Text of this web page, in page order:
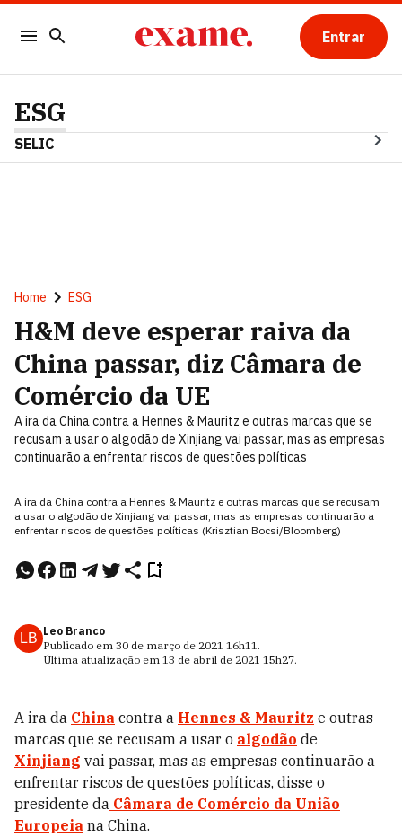
Entrar
ESG
SELIC
Home ESG
H&M deve esperar raiva da
China passar, diz Câmara de
Comércio da UE
A ira da China contra a Hennes & Mauritz e outras marcas que se
recusam a usar o algodão de Xinjiang vai passar, mas as empresas
continuarão a enfrentar riscos de questões políticas
A ira da China contra a Hennes & Mauritz e outras marcas que se recusam
a usar o algodão de Xinjiang vai passar, mas as empresas continuarão a
enfrentar riscos de questões políticas (Krisztian Bocsi/Bloomberg)
LB Leo Branco
Publicado em 30 de março de 2021 16h11.
Última atualização em 13 de abril de 2021 15h27.
A ira da China contra a Hennes & Mauritz e outras
marcas que se recusam a usar o algodão de
Xinjiang vai passar, mas as empresas continuarão a
enfrentar riscos de questões políticas, disse o
presidente da Câmara de Comércio da União
Europeia na China.